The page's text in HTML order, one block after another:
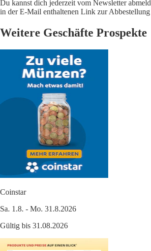
Du kannst dich jederzeit vom Newsletter
in der E-Mail enthaltenen Link zur
Weitere Geschäfte Prospekte
Coinstar
Sa. 1.8. - Mo. 31.8.2026
Gültig bis 31.08.2026